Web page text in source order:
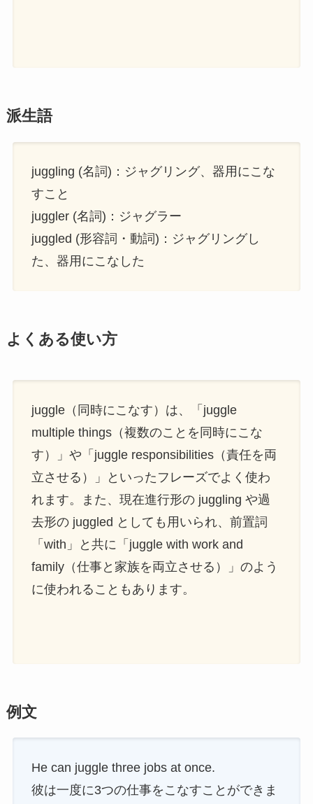
派生語
juggling (名詞)：ジャグリング、器用にこな
すこと
juggler (名詞)：ジャグラー
juggled (形容詞・動詞)：ジャグリングし
た、器用にこなした
よくある使い方
juggle（同時にこなす）は、「juggle
multiple things（複数のことを同時にこな
す）」や「juggle responsibilities（責任を両
立させる）」といったフレーズでよく使わ
れます。また、現在進行形の juggling や過
去形の juggled としても用いられ、前置詞
「with」と共に「juggle with work and
family（仕事と家族を両立させる）」のよう
に使われることもあります。
例文
He can juggle three jobs at once.
彼は一度に3つの仕事をこなすことができま